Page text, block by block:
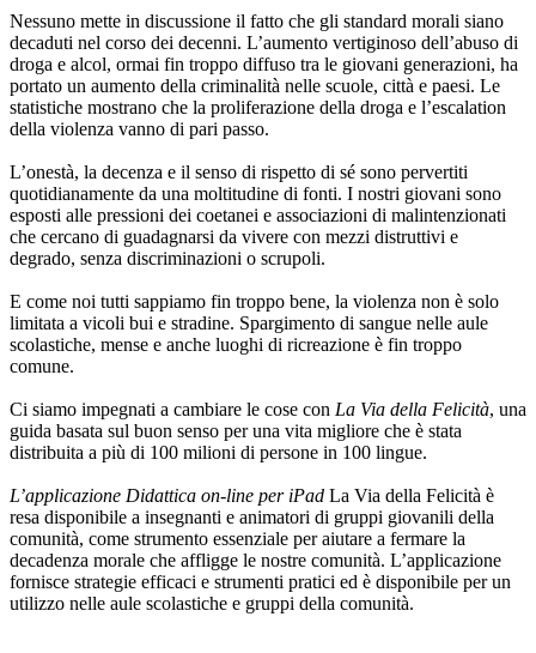
Nessuno mette in discussione il fatto che gli standard morali siano
decaduti nel corso dei decenni. L’aumento vertiginoso dell’abuso di
droga e alcol, ormai fin troppo diffuso tra le giovani generazioni, ha
portato un aumento della criminalità nelle scuole, città e paesi. Le
statistiche mostrano che la proliferazione della droga e l’escalation
della violenza vanno di pari passo.
L’onestà, la decenza e il senso di rispetto di sé sono pervertiti
quotidianamente da una moltitudine di fonti. I nostri giovani sono
esposti alle pressioni dei coetanei e associazioni di malintenzionati
che cercano di guadagnarsi da vivere con mezzi distruttivi e
degrado, senza discriminazioni o scrupoli.
E come noi tutti sappiamo fin troppo bene, la violenza non è solo
limitata a vicoli bui e stradine. Spargimento di sangue nelle aule
scolastiche, mense e anche luoghi di ricreazione è fin troppo
comune.
Ci siamo impegnati a cambiare le cose con La Via della Felicità, una
guida basata sul buon senso per una vita migliore che è stata
distribuita a più di 100 milioni di persone in 100 lingue.
L’applicazione Didattica on-line per iPad La Via della Felicità è
resa disponibile a insegnanti e animatori di gruppi giovanili della
comunità, come strumento essenziale per aiutare a fermare la
decadenza morale che affligge le nostre comunità. L’applicazione
fornisce strategie efficaci e strumenti pratici ed è disponibile per un
utilizzo nelle aule scolastiche e gruppi della comunità.